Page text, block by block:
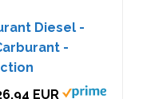
Diesel -
-
EUR